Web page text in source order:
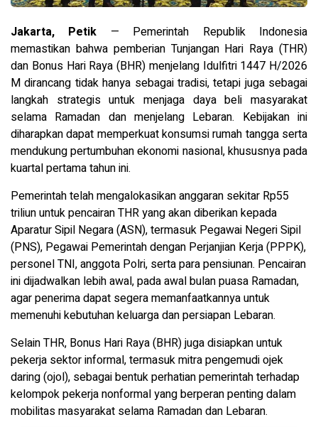
Jakarta, Petik — Pemerintah Republik Indonesia
memastikan bahwa pemberian Tunjangan Hari Raya (THR)
dan Bonus Hari Raya (BHR) menjelang Idulfitri 1447 H/2026
M dirancang tidak hanya sebagai tradisi, tetapi juga sebagai
langkah strategis untuk menjaga daya beli masyarakat
selama Ramadan dan menjelang Lebaran. Kebijakan ini
diharapkan dapat memperkuat konsumsi rumah tangga serta
mendukung pertumbuhan ekonomi nasional, khususnya pada
kuartal pertama tahun ini.
Pemerintah telah mengalokasikan anggaran sekitar Rp55
triliun untuk pencairan THR yang akan diberikan kepada
Aparatur Sipil Negara (ASN), termasuk Pegawai Negeri Sipil
(PNS), Pegawai Pemerintah dengan Perjanjian Kerja (PPPK),
personel TNI, anggota Polri, serta para pensiunan. Pencairan
ini dijadwalkan lebih awal, pada awal bulan puasa Ramadan,
agar penerima dapat segera memanfaatkannya untuk
memenuhi kebutuhan keluarga dan persiapan Lebaran.
Selain THR, Bonus Hari Raya (BHR) juga disiapkan untuk
pekerja sektor informal, termasuk mitra pengemudi ojek
daring (ojol), sebagai bentuk perhatian pemerintah terhadap
kelompok pekerja nonformal yang berperan penting dalam
mobilitas masyarakat selama Ramadan dan Lebaran.